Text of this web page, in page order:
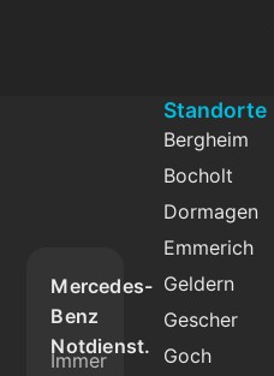
Mercedes-
Benz
Notdienst.
Immer
Standorte
Bergheim
Bocholt
Dormagen
Emmerich
Geldern
Gescher
Goch